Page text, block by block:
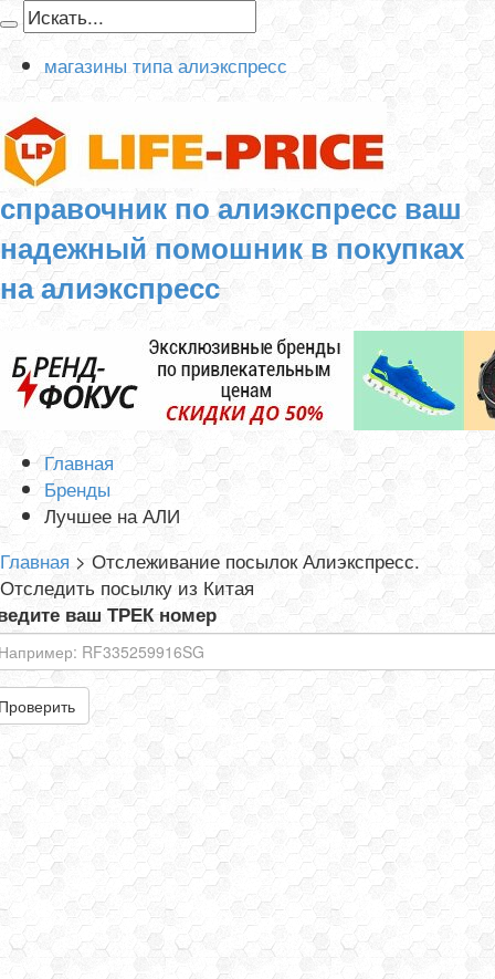
магазины типа алиэкспресс
справочник по алиэкспресс ваш
надежный помошник в покупках
на алиэкспресс
Главная
Бренды
Лучшее на АЛИ
Главная > Отслеживание посылок Алиэкспресс.
Отследить посылку из Китая
ваш ТРЕК номер